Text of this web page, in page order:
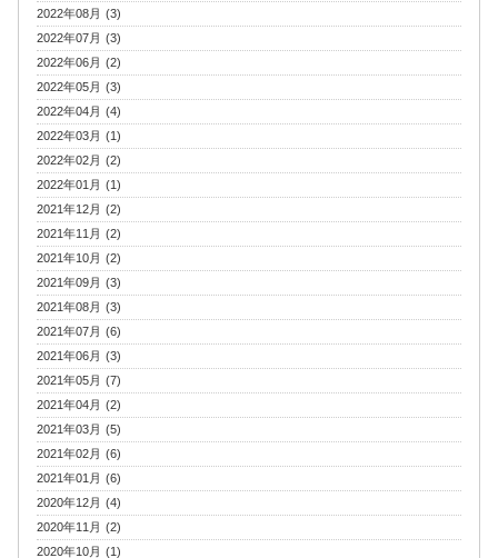
2022年08月 (3)
2022年07月 (3)
2022年06月 (2)
2022年05月 (3)
2022年04月 (4)
2022年03月 (1)
2022年02月 (2)
2022年01月 (1)
2021年12月 (2)
2021年11月 (2)
2021年10月 (2)
2021年09月 (3)
2021年08月 (3)
2021年07月 (6)
2021年06月 (3)
2021年05月 (7)
2021年04月 (2)
2021年03月 (5)
2021年02月 (6)
2021年01月 (6)
2020年12月 (4)
2020年11月 (2)
2020年10月 (1)